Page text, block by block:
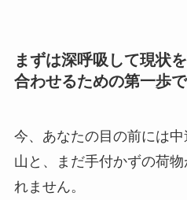
まずは深呼吸して現状
合わせるための第一歩
今、あなたの目の前には
山と、まだ手付かずの荷
れません。